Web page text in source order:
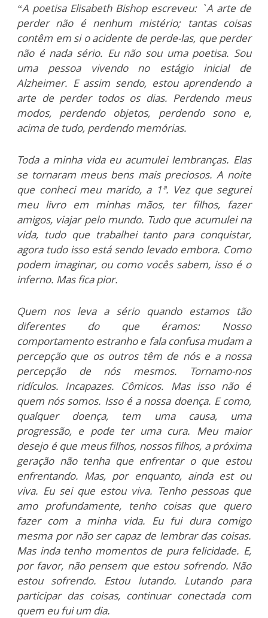
“A poetisa Elisabeth Bishop escreveu: `A arte de
perder não é nenhum mistério; tantas coisas
contêm em si o acidente de perde-las, que perder
não é nada sério. Eu não sou uma poetisa. Sou
uma pessoa vivendo no estágio inicial de
Alzheimer. E assim sendo, estou aprendendo a
arte de perder todos os dias. Perdendo meus
modos, perdendo objetos, perdendo sono e,
acima de tudo, perdendo memórias.
Toda a minha vida eu acumulei lembranças. Elas
se tornaram meus bens mais preciosos. A noite
que conheci meu marido, a 1ª. Vez que segurei
meu livro em minhas mãos, ter filhos, fazer
amigos, viajar pelo mundo. Tudo que acumulei na
vida, tudo que trabalhei tanto para conquistar,
agora tudo isso está sendo levado embora. Como
podem imaginar, ou como vocês sabem, isso é o
inferno. Mas fica pior.
Quem nos leva a sério quando estamos tão
diferentes do que éramos: Nosso
comportamento estranho e fala confusa mudam a
percepção que os outros têm de nós e a nossa
percepção de nós mesmos. Tornamo-nos
ridículos. Incapazes. Cômicos. Mas isso não é
quem nós somos. Isso é a nossa doença. E como,
qualquer doença, tem uma causa, uma
progressão, e pode ter uma cura. Meu maior
desejo é que meus filhos, nossos filhos, a próxima
geração não tenha que enfrentar o que estou
enfrentando. Mas, por enquanto, ainda est ou
viva. Eu sei que estou viva. Tenho pessoas que
amo profundamente, tenho coisas que quero
fazer com a minha vida. Eu fui dura comigo
mesma por não ser capaz de lembrar das coisas.
Mas inda tenho momentos de pura felicidade. E,
por favor, não pensem que estou sofrendo. Não
estou sofrendo. Estou lutando. Lutando para
participar das coisas, continuar conectada com
quem eu fui um dia.